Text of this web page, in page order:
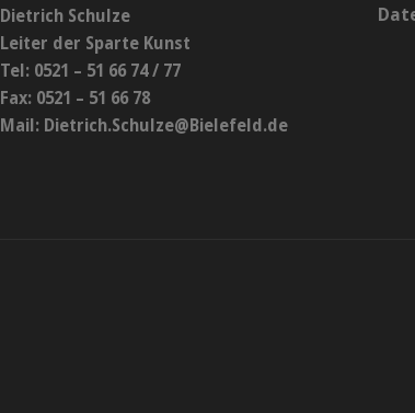
Dietrich Schulze
Leiter der Sparte Kunst
Tel: 0521 – 51 66 74 / 77
Fax: 0521 – 51 66 78
Mail: Dietrich.Schulze@Bielefeld.de